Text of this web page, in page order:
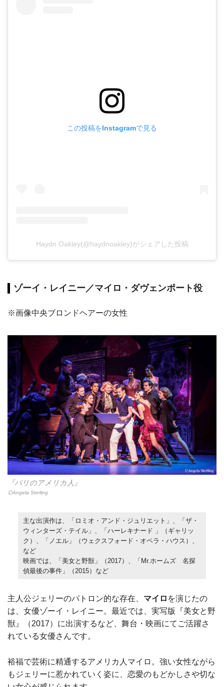
この投稿をInstagramで見る
Haydn Oakley(@haydnoakley)がシェアした投稿
ゾーイ・レイニー／マイロ・ダヴェンポート役
※画像中央ブロンドヘアーの女性
『パリのアメリカ人』
ⒸAngela Sterling
主な出演作は、「ロミオ・アンド・ジュリエット」、「ザ・
ウィンターズ・テイル」、「ハーレキナード 」（ギャリッ
ク）、「ノエル」（ウェクスフォード・オペラ・ハウス）、
など
映画では、「美女と野獣」（2017）、「Mr.ホームズ 名探
偵最後の事件」（2015）など
主人公ジェリーのパトロン的な存在、 マイロ を演じたの
は、女優ゾーイ・レイニー。最近では、実写版『美女と野
獣』（2017）に出演するなど、舞台・映画にてご活躍さ
れている女優さんです。
裕福で芸術に精通するアメリカ人マイロ。強い女性ながら
もジェリーに惹かれていく姿に、恋愛のもどかしさや切な